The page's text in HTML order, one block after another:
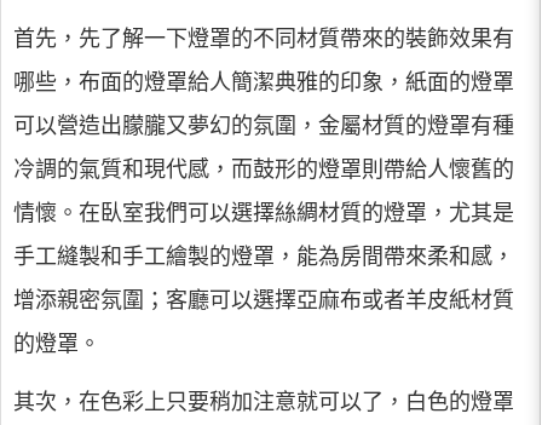
首先，先了解一下燈罩的不同材質帶來的裝飾效果有
哪些，布面的燈罩給人簡潔典雅的印象，紙面的燈罩
可以營造出朦朧又夢幻的氛圍，金屬材質的燈罩有種
冷調的氣質和現代感，而鼓形的燈罩則帶給人懷舊的
情懷。在臥室我們可以選擇絲綢材質的燈罩，尤其是
手工縫製和手工繪製的燈罩，能為房間帶來柔和感，
增添親密氛圍；客廳可以選擇亞麻布或者羊皮紙材質
的燈罩。
其次，在色彩上只要稍加注意就可以了，白色的燈罩